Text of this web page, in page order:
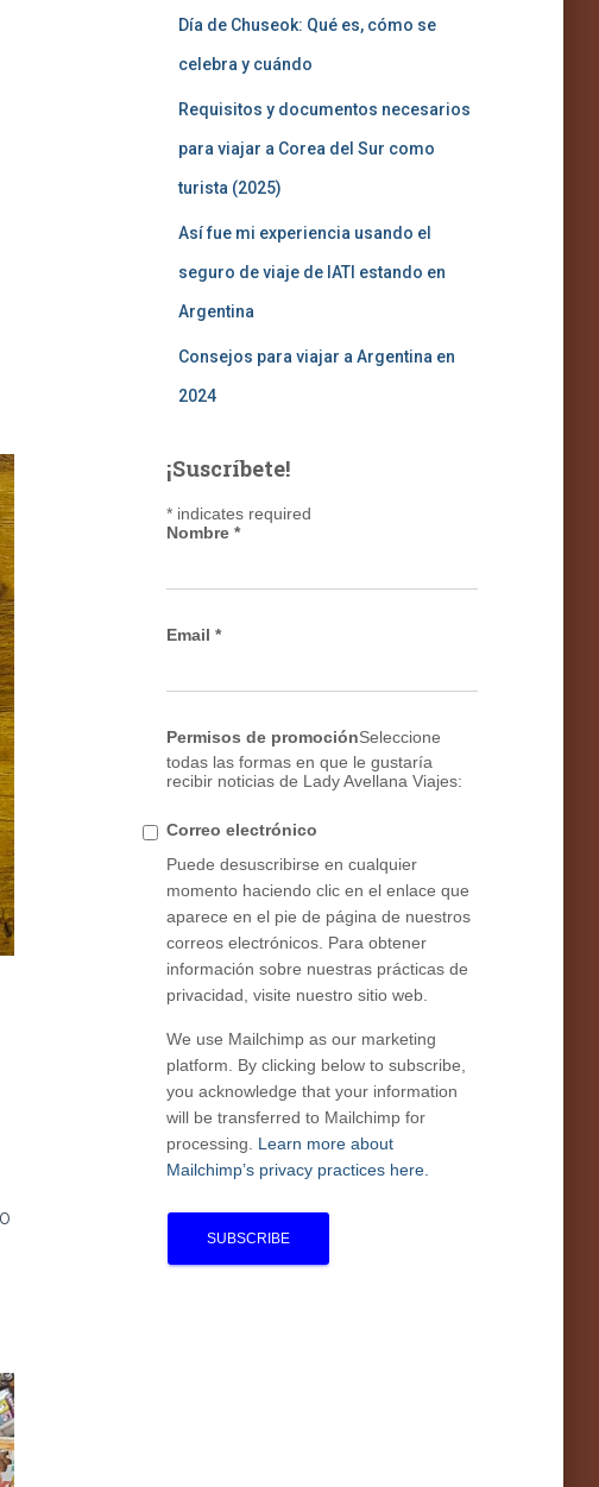
Día de Chuseok: Qué es, cómo se
celebra y cuándo
Requisitos y documentos necesarios
para viajar a Corea del Sur como
turista (2025)
Así fue mi experiencia usando el
seguro de viaje de IATI estando en
Argentina
Consejos para viajar a Argentina en
2024
¡Suscríbete!
*indicates required
Nombre *
Email *
Permisos de promociónSeleccione
todas las formas en que le gustaría
recibir noticias de Lady Avellana Viajes:
Correo electrónico
Puede desuscribirse en cualquier
momento haciendo clic en el enlace que
aparece en el pie de página de nuestros
correos electrónicos. Para obtener
información sobre nuestras prácticas de
privacidad, visite nuestro sitio web.
We use Mailchimp as our marketing
platform. By clicking below to subscribe,
you acknowledge that your information
will be transferred to Mailchimp for
processing. Learn more about
Mailchimp’s privacy practices here.